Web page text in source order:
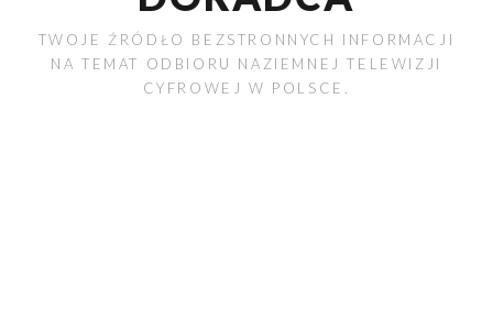
TWOJE ŹRÓDŁO BEZSTRONNYCH INFORMACJI
NA TEMAT ODBIORU NAZIEMNEJ TELEWIZJI
CYFROWEJ W POLSCE.